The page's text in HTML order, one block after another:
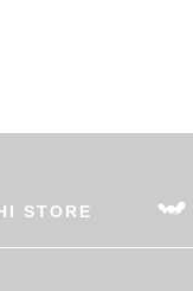
STORE